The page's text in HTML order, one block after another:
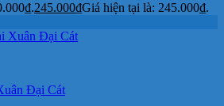
245.000₫Giá hiện tại là: 245.000₫.
Đại Cát